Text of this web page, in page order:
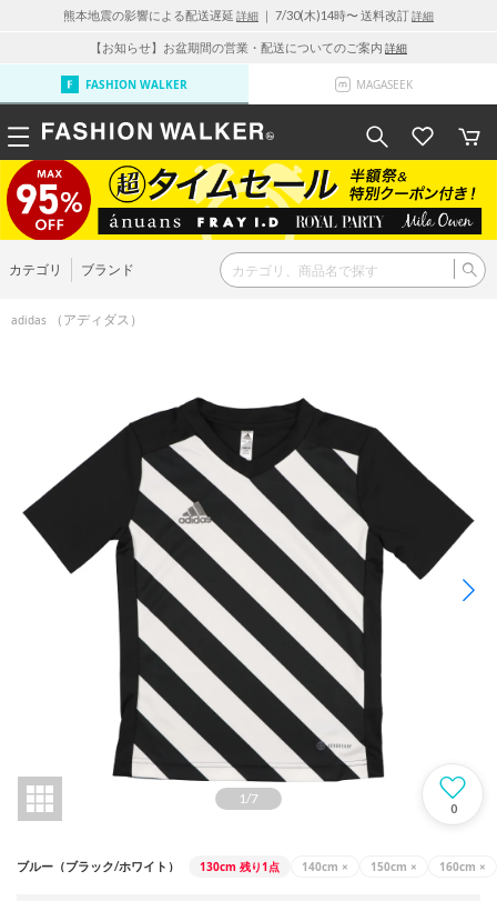
熊本地震の影響による配送遅延 詳細 ｜ 7/30(木)14時〜 送料改訂詳細
【お知らせ】お盆期間の営業・配送についてのご案内 詳細
FASHION WALKER MAGASEEK
カテゴリ ブランド
adidas （アディダス）
1 /7
0
ブルー（ブラック/ホワイト） 130cm 残り1点 140cm × 150cm × 160cm ×